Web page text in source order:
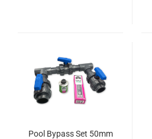
Pool Bypass Set 50mm